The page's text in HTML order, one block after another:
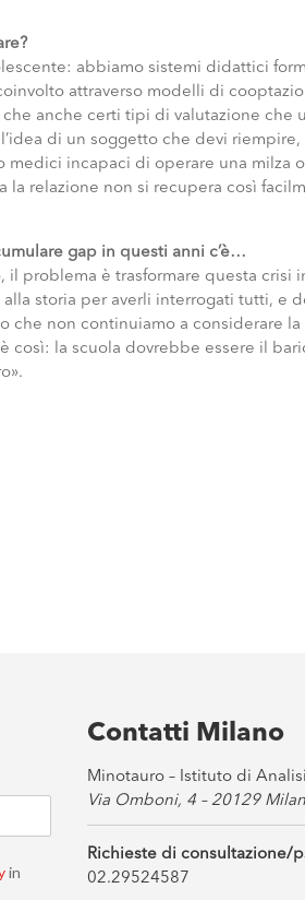
abbiamo sistemi didattici
attraverso modelli di
anche certi tipi di valutazione che
di un soggetto che devi
incapaci di operare una milza
relazione non si recupera così
gap in questi anni c’è…
il problema è trasformare questa crisi
storia per averli interrogati tutti, e
che non continuiamo a considerare
così: la scuola dovrebbe essere il
in
Contatti Milano
Minotauro – Istituto di
Via Omboni, 4 – 20129
Richieste di consultazione/
02.29524587